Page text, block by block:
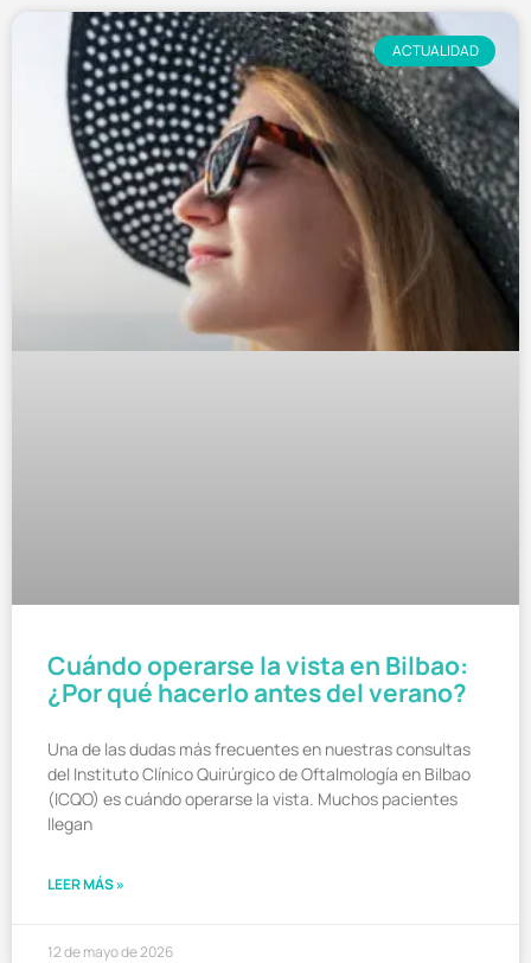
ACTUALIDAD
Cuándo operarse la vista en Bilbao:
¿Por qué hacerlo antes del verano?
Una de las dudas más frecuentes en nuestras consultas
del Instituto Clínico Quirúrgico de Oftalmología en Bilbao
(ICQO) es cuándo operarse la vista. Muchos pacientes
llegan
LEER MÁS »
12 de mayo de 2026